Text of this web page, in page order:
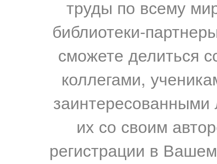
труды по всему
библиотеки-
сможете делиться
коллегами,
их со своим
регистрации в